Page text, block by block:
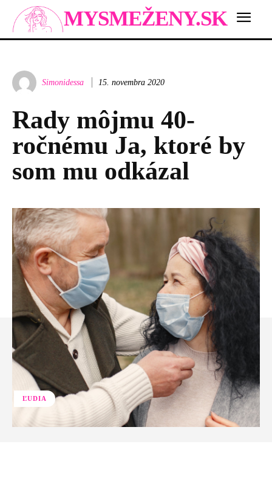
MYSMEŽENY.SK
Simonidessa 15. novembra 2020
Rady môjmu 40-
ročnému Ja, ktoré by
som mu odkázal
ĽUDIA